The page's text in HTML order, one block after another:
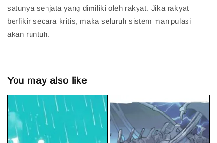
satunya senjata yang dimiliki oleh rakyat. Jika rakyat
berfikir secara kritis, maka seluruh sistem manipulasi
akan runtuh.
You may also like